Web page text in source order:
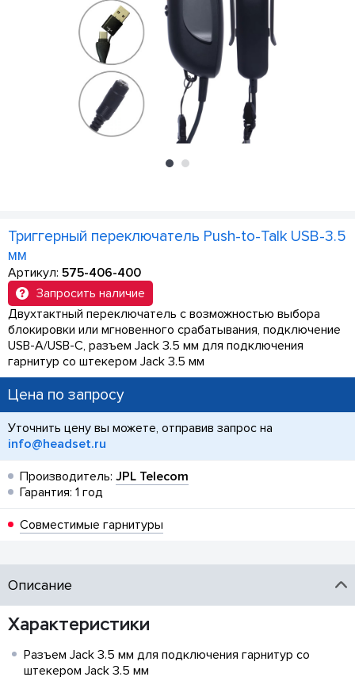
Триггерный переключатель Push-to-Talk USB-3.5
мм
Артикул: 575-406-400
Запросить наличие
Двухтактный переключатель с возможностью выбора
блокировки или мгновенного срабатывания, подключение
USB-A/USB-C, разъем Jack 3.5 мм для подключения
гарнитур со штекером Jack 3.5 мм
Цена по запросу
Уточнить цену вы можете, отправив запрос на
info@headset.ru
Производитель: JPL Telecom
Гарантия: 1 год
Совместимые гарнитуры
Описание
Характеристики
Разъем Jack 3.5 мм для подключения гарнитур со
штекером Jack 3.5 мм